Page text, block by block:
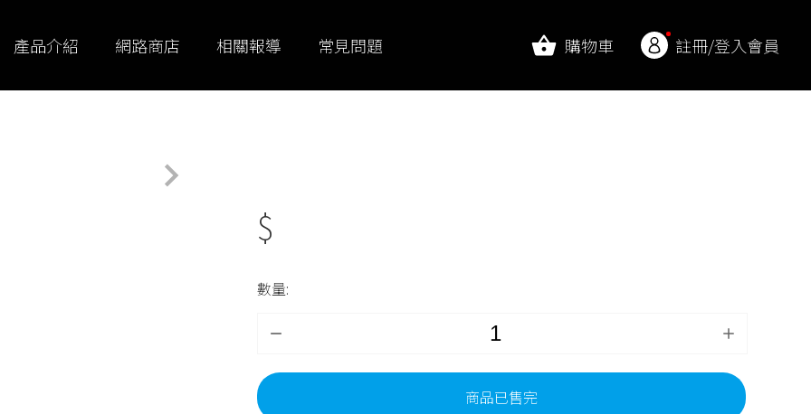
產品介紹 網路商店 相關報導 常見問題 購物車 註冊/登入會員
$
數量:
商品已售完